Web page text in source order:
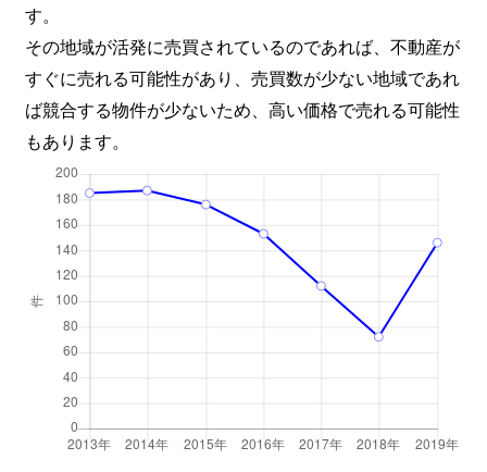
す。
その地域が活発に売買されているのであれば、不動産が
すぐに売れる可能性があり、売買数が少ない地域であれ
ば競合する物件が少ないため、高い価格で売れる可能性
もあります。